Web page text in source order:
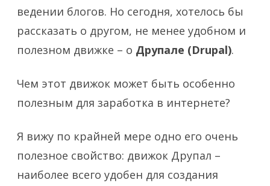
ведении блогов. Но сегодня, хотелось бы
рассказать о другом, не менее удобном и
полезном движке – о Друпале (Drupal).
Чем этот движок может быть особенно
полезным для заработка в интернете?
Я вижу по крайней мере одно его очень
полезное свойство: движок Друпал –
наиболее всего удобен для создания